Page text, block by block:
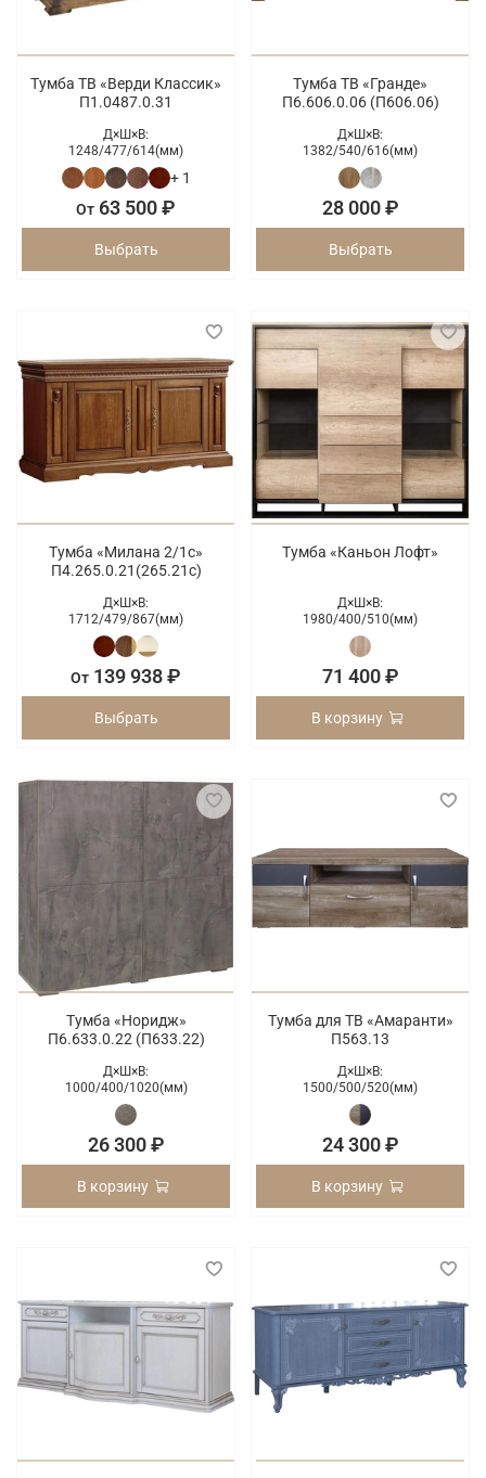
Тумба ТВ «Верди Классик»
П1.0487.0.31
Д×Ш×В:
1248/477/614(мм)
+ 1
От 63 500 ₽
Выбрать
Тумба ТВ «Гранде»
П6.606.0.06 (П606.06)
Д×Ш×В:
1382/540/616(мм)
28 000 ₽
Выбрать
Тумба «Милана 2/1с»
П4.265.0.21(265.21с)
Д×Ш×В:
1712/479/867(мм)
От 139 938 ₽
Выбрать
Тумба «Каньон Лофт»
Д×Ш×В:
1980/400/510(мм)
71 400 ₽
В корзину
Тумба «Норидж»
П6.633.0.22 (П633.22)
Д×Ш×В:
1000/400/1020(мм)
26 300 ₽
В корзину
Тумба для ТВ «Амаранти»
П563.13
Д×Ш×В:
1500/500/520(мм)
24 300 ₽
В корзину